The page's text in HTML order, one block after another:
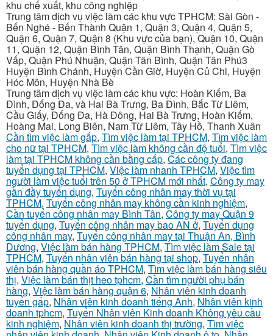
khu chế xuất, khu công nghiệp
Trung tâm dịch vụ việc làm các khu vực TPHCM: Sài Gòn -
Bến Nghé - Bến Thành Quận 1, Quận 3, Quận 4, Quận 5,
Quận 6, Quận 7, Quận 8 (Khu vực của bạn), Quận 10, Quận
11, Quận 12, Quận Bình Tân, Quận Bình Thạnh, Quận Gò
Vấp, Quận Phú Nhuận, Quận Tân Bình, Quận Tân Phú3
Huyện Bình Chánh, Huyện Cần Giờ, Huyện Củ Chi, Huyện
Hóc Môn, Huyện Nhà Bè
Trung tâm dịch vụ việc làm các khu vực: Hoàn Kiếm, Ba
Đình, Đống Đa, và Hai Bà Trưng, Ba Đình, Bắc Từ Liêm,
Cầu Giấy, Đống Đa, Hà Đông, Hai Bà Trưng, Hoàn Kiếm,
Hoàng Mai, Long Biên, Nam Từ Liêm, Tây Hồ, Thanh Xuân
Cần tìm việc làm gấp, Tìm việc làm tại TPHCM, Tìm việc làm
cho nữ tại TPHCM, Tìm việc làm không cần độ tuổi, Tìm việc
làm tại TPHCM không cần bằng cấp, Các công ty đang
tuyển dụng tại TPHCM, Việc làm nhanh TPHCM, Việc tìm
người làm việc tuổi trên 50 ở TPHCM mới nhất, Công ty may
gần đầy tuyển dụng, Tuyển công nhân may thời vụ tại
TPHCM, Tuyển công nhân may không cần kinh nghiệm,
Cần tuyển công nhân may Bình Tân, Công ty may Quận 9
tuyển dụng, Tuyển công nhân may bao AN ở, Tuyển dụng
công nhân may, Tuyển công nhân may tại Thuận An, Bình
Dương, Việc làm bán hàng TPHCM, Tìm việc làm Sale tại
TPHCM, Tuyển nhân viên bán hàng tại shop, Tuyển nhân
viên bán hàng quần áo TPHCM, Tìm việc làm bán hàng siêu
thị, Việc làm bán thịt heo tphcm, Cần tìm người phụ bán
hàng, Việc làm bán hàng quận 6, Nhân viên kinh doanh
tuyển gấp, Nhân viên kinh doanh tiếng Anh, Nhân viên kinh
doanh tphcm, Tuyển Nhân viên Kinh doanh Không yêu cầu
kinh nghiệm, Nhân viên kinh doanh thị trường, Tìm việc